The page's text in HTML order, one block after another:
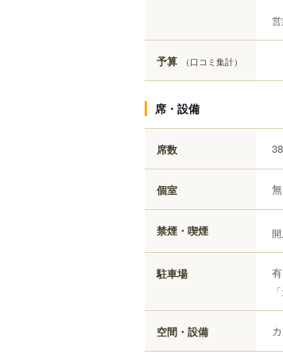
予算 （口コミ集計）
席・設備
席数
個室 無
禁煙・喫煙
駐車場 有
空間・設備